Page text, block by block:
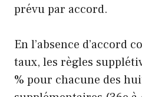
prévu par accord.
En l’absence d’accord
taux, les règles
% pour chacune des